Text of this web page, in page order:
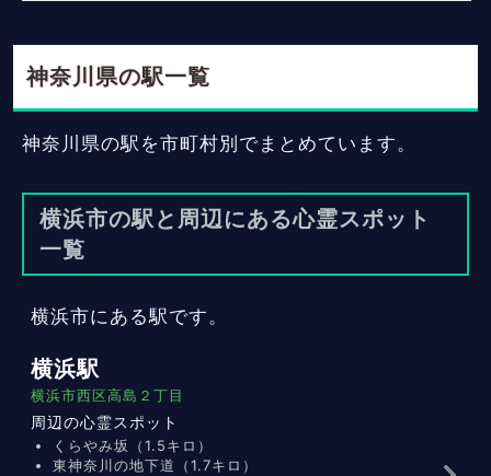
神奈川県の駅一覧
神奈川県の駅を市町村別でまとめています。
横浜市の駅と周辺にある心霊スポット
一覧
横浜市にある駅です。
横浜駅
横浜市西区高島２丁目
周辺の心霊スポット
くらやみ坂（1.5キロ）
東神奈川の地下道（1.7キロ）